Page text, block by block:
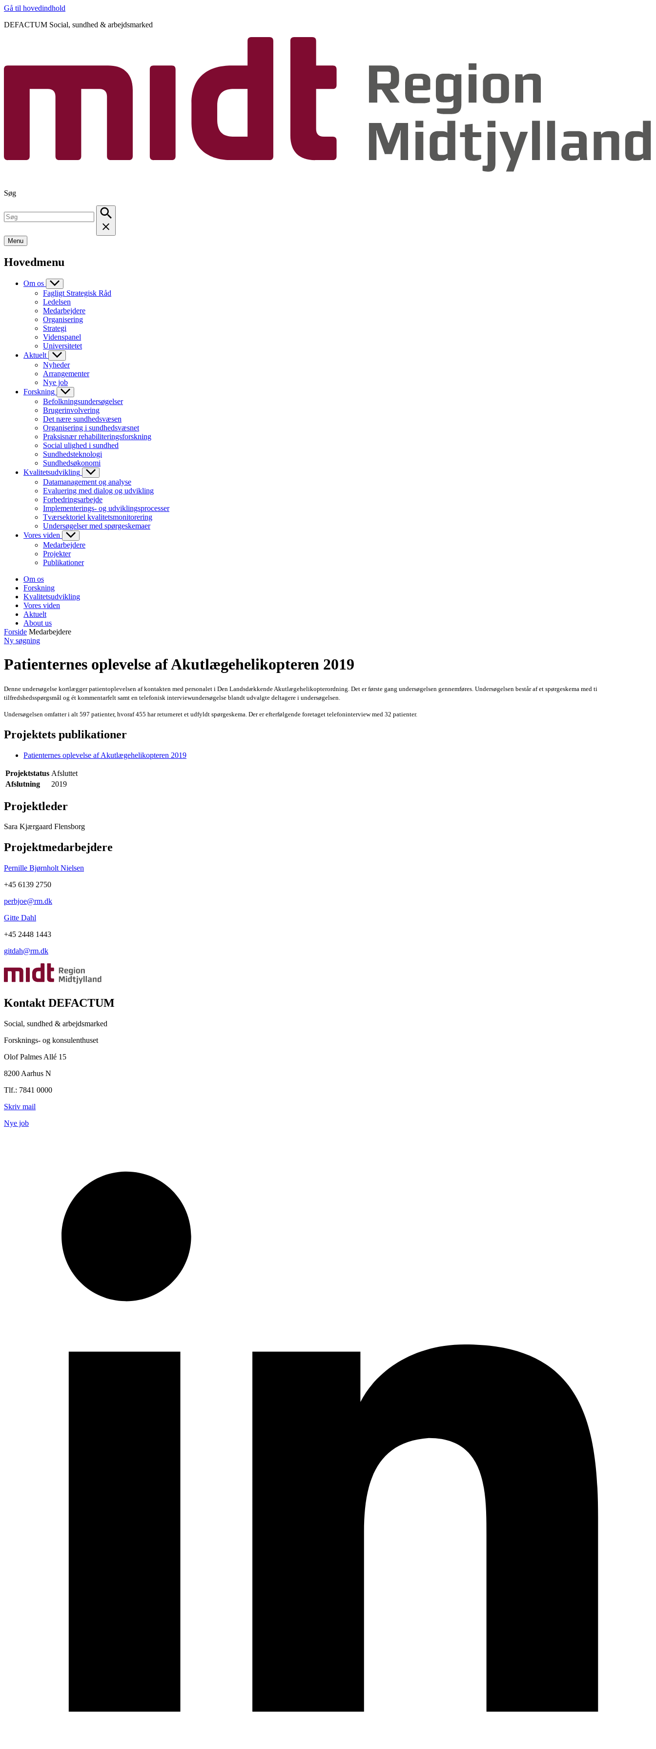
Gå til hovedindhold
DEFACTUM Social, sundhed & arbejdsmarked
Søg
Menu
Hovedmenu
Om os
Fagligt Strategisk Råd
Ledelsen
Medarbejdere
Organisering
Strategi
Videnspanel
Universitetet
Aktuelt
Nyheder
Arrangementer
Nye job
Forskning
Befolkningsundersøgelser
Brugerinvolvering
Det nære sundhedsvæsen
Organisering i sundhedsvæsnet
Praksisnær rehabiliteringsforskning
Social ulighed i sundhed
Sundhedsteknologi
Sundhedsøkonomi
Kvalitetsudvikling
Datamanagement og analyse
Evaluering med dialog og udvikling
Forbedringsarbejde
Implementerings- og udviklingsprocesser
Tværsektoriel kvalitetsmonitorering
Undersøgelser med spørgeskemaer
Vores viden
Medarbejdere
Projekter
Publikationer
Om os
Forskning
Kvalitetsudvikling
Vores viden
Aktuelt
About us
Forside Medarbejdere
Ny søgning
Patienternes oplevelse af Akutlægehelikopteren 2019
Denne undersøgelse kortlægger patientoplevelsen af kontakten med personalet i Den Landsdækkende Akutlægehelikopterordning. Det er første gang undersøgelsen gennemføres. Undersøgelsen består af et spørgeskema med ti
tilfredshedsspørgsmål og ét kommentarfelt samt en telefonisk interviewundersøgelse blandt udvalgte deltagere i undersøgelsen.
Undersøgelsen omfatter i alt 597 patienter, hvoraf 455 har returneret et udfyldt spørgeskema. Der er efterfølgende foretaget telefoninterview med 32 patienter.
Projektets publikationer
Patienternes oplevelse af Akutlægehelikopteren 2019
Projektstatus Afsluttet
Afslutning
2019
Projektleder
Sara Kjærgaard Flensborg
Projektmedarbejdere
Pernille Bjørnholt Nielsen
+45 6139 2750
perbjoe@rm.dk
Gitte Dahl
+45 2448 1443
gitdah@rm.dk
Kontakt DEFACTUM
Social, sundhed & arbejdsmarked
Forsknings- og konsulenthuset
Olof Palmes Allé 15
8200 Aarhus N
Tlf.: 7841 0000
Skriv mail
Nye job